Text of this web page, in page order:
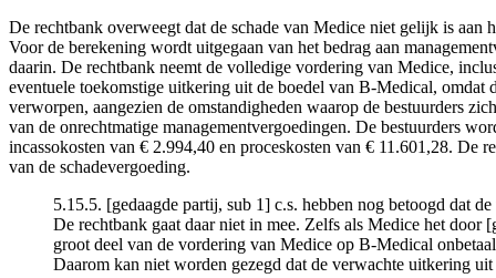
De rechtbank overweegt dat de schade van Medice niet gelijk is aan
Voor de berekening wordt uitgegaan van het bedrag aan
daarin. De rechtbank neemt de volledige vordering van Medice,
eventuele toekomstige uitkering uit de boedel van B-Medical, omdat
verworpen, aangezien de omstandigheden waarop de bestuurders
van de onrechtmatige managementvergoedingen. De bestuurders
incassokosten van € 2.994,40 en proceskosten van € 11.601,28.
van de schadevergoeding.
5.15.5. [gedaagde partij, sub 1] c.s. hebben nog betoogd dat
De rechtbank gaat daar niet in mee. Zelfs als Medice het
groot deel van de vordering van Medice op B-Medical
Daarom kan niet worden gezegd dat de verwachte uitkering